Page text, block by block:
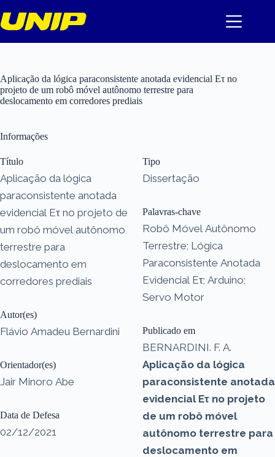
para
o
Aplicação da lógica paraconsistente anotada evidencial Eτ no
projeto de um robô móvel autônomo terrestre para
deslocamento em corredores prediais
Informações
Título
Aplicação da lógica
paraconsistente anotada
evidencial Eτ no projeto de
um robô móvel autônomo
terrestre para
deslocamento em
corredores prediais
Autor(es)
Flávio Amadeu Bernardini
Orientador(es)
Jair Minoro Abe
Data de Defesa
02/12/2021
Tipo
Dissertação
Palavras-chave
Robô Móvel Autônomo
Terrestre; Lógica
Paraconsistente Anotada
Evidencial Eτ; Arduino;
Servo Motor
Publicado em
BERNARDINI. F. A.
Aplicação da lógica
paraconsistente anotada
evidencial Eτ no projeto
de um robô móvel
autônomo terrestre para
deslocamento em